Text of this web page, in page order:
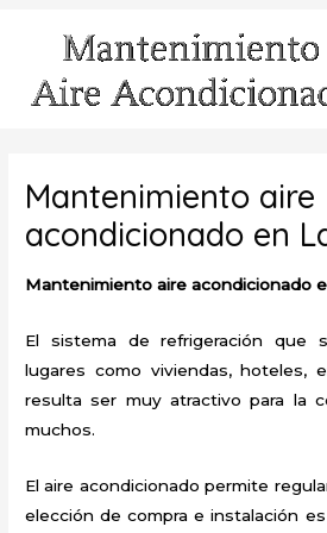
contenido
Mantenimiento aire
acondicionado en
Mantenimiento aire acondicionado
El sistema de refrigeración que
lugares como viviendas, hoteles,
resulta ser muy atractivo para la
muchos.
El aire acondicionado permite
elección de compra e instalación